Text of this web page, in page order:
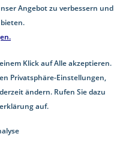
Angebot zu verbessern und
Klick auf Alle akzeptieren.
Privatsphäre-Einstellungen,
ändern. Rufen Sie dazu
auf.